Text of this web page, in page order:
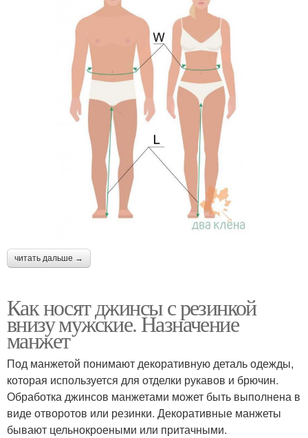
читать дальше →
Как носят джинсы с резинкой
внизу мужские. Назначение
манжет
Под манжетой понимают декоративную деталь одежды,
которая используется для отделки рукавов и брючин.
Обработка джинсов манжетами может быть выполнена в
виде отворотов или резинки. Декоративные манжеты
бывают цельнокроеными или притачными.